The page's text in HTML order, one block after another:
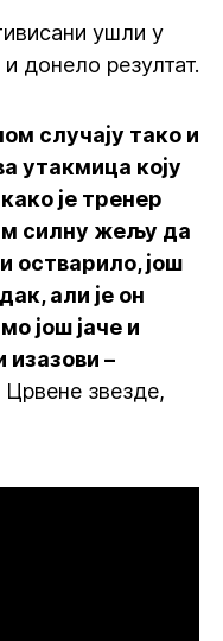
ушли у
донело резултат.
случају тако и
утакмица коју
је тренер
силну жељу да
остварило, још
али је он
још јаче и
изазови –
звезде,